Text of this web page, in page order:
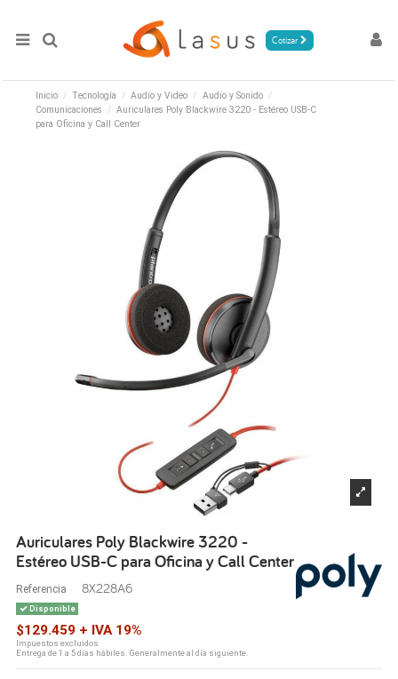
Cotizar
Inicio Tecnología Audio y Video
Audio y Sonido
Comunicaciones
Auriculares Poly Blackwire 3220 - Estéreo USB-C
para Oficina y Call Center
Auriculares Poly Blackwire 3220 -
Estéreo USB-C para Oficina y Call Center
Referencia 8X228A6
Disponible
$129.459 + IVA 19%
Impuestos excluidos
Entrega de 1 a 5 días hábiles. Generalmente al día siguiente.